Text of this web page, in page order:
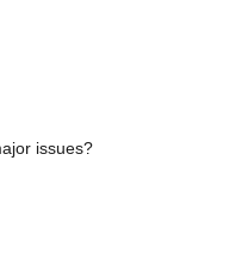
issues?